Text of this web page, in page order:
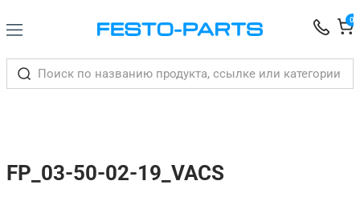
0
FP_03-50-02-19_VACS